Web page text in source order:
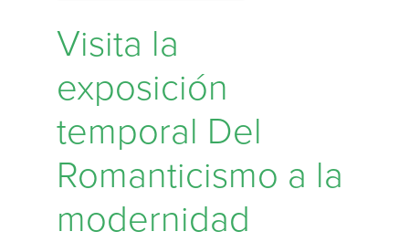
Visita la
exposición
temporal Del
Romanticismo a la
modernidad